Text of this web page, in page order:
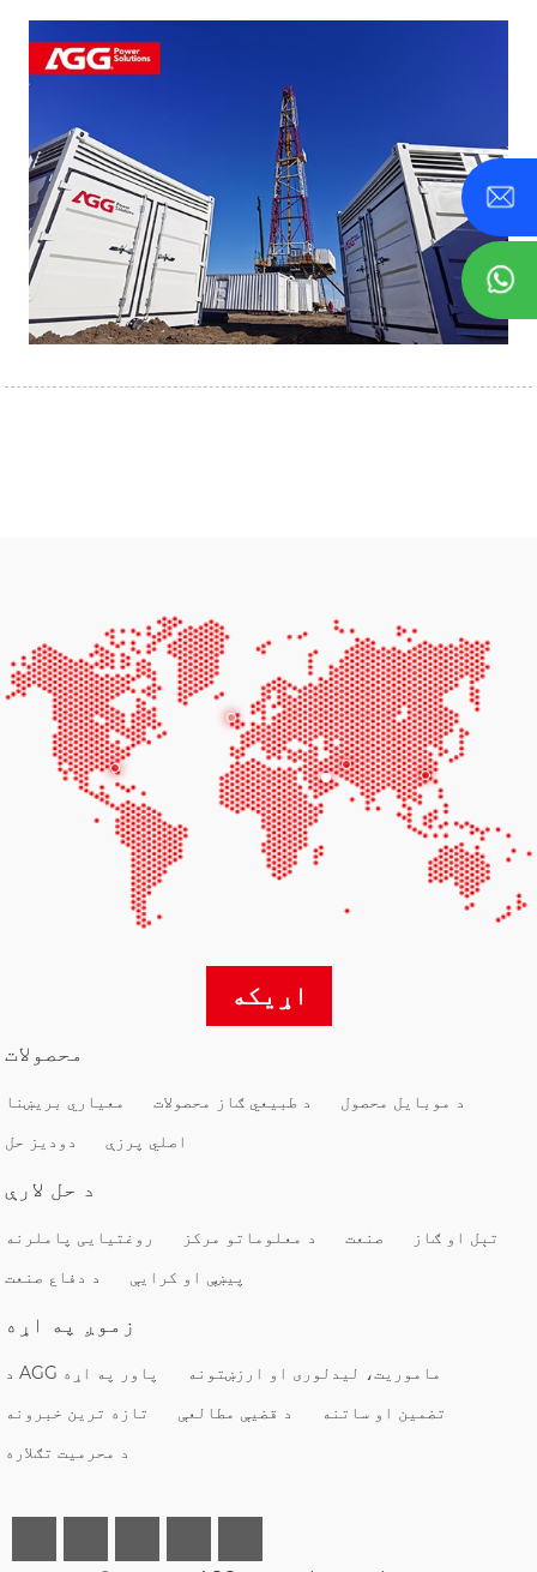
اړیکه
محصولات
معیاري بریښنا د طبیعي ګاز محصولات
د موبایل محصول
دودیز حل
اصلي پرزې
د حل لارې
روغتیایی پاملرنه د معلوماتو مرکز صنعت
تېل او ګاز
د دفاع صنعت
پیښې او کرایې
زموږ په اړه
د AGG پاور په اړه
ماموریت، لیدلوری او ارزښتونه
تازه ترین خبرونه
د قضیې مطالعې
تضمین او ساتنه
د محرمیت تګلاره